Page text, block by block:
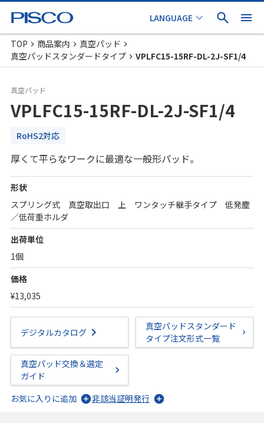
TOP 商品案内
真空パッド
真空パッドスタンダードタイプ
VPLFC15-15RF-DL-2J-SF1/4
真空パッド
VPLFC15-15RF-DL-2J-SF1/4
RoHS2対応
厚くて平らなワークに最適な一般形パッド。
形状
スプリング式 真空取出口 上 ワンタッチ継手タイプ 低発塵
／低荷重ホルダ
出荷単位
1個
価格
¥13,035
デジタルカタログ
真空パッドスタンダード
タイプ注文形式一覧
真空パッド交換＆選定
ガイド
お気に入りに追加
非該当証明発行